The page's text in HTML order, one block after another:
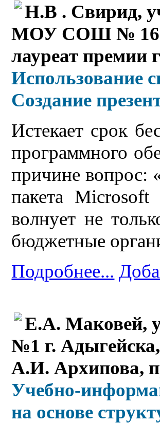
Н.В . Свирид,
МОУ СОШ №
лауреат премии
Использование
Создание
Истекает срок
программного
причине вопрос:
пакета Microsoft
волнует не
бюджетные
Подробнее...
Е.А. Маковей,
№1 г. Адыгейска,
А.И. Архипова,
Учебно-
на основе